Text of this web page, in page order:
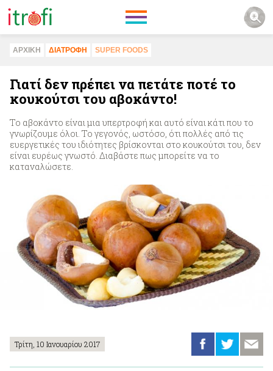
ΑΡΧΙΚΗ ΔΙΑΤΡΟΦΗ SUPER FOODS
Γιατί δεν πρέπει να πετάτε ποτέ το
κουκούτσι του αβοκάντο!
Το αβοκάντο είναι μια υπερτροφή και αυτό είναι κάτι που το
γνωρίζουμε όλοι. Το γεγονός, ωστόσο, ότι πολλές από τις
ευεργετικές του ιδιότητες βρίσκονται στο κουκούτσι του, δεν
είναι ευρέως γνωστό. Διαβάστε πως μπορείτε να το
καταναλώσετε.
Τρίτη, 10 Ιανουαρίου 2017